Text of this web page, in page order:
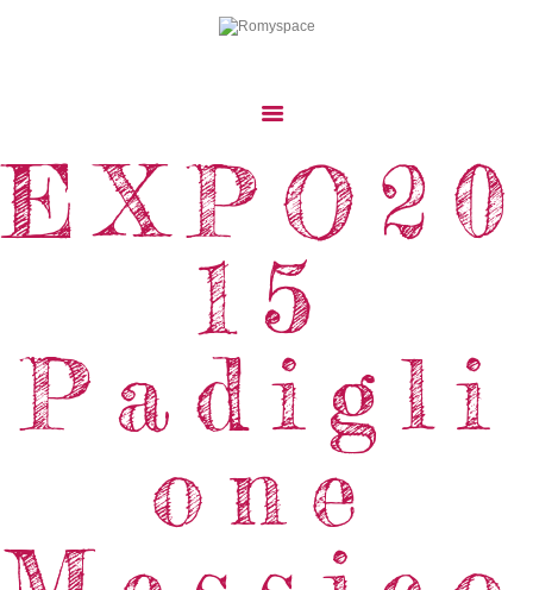
EXPO20
15
Padigli
one
Home
Storie Di Viaggio
Cibo Dal Mondo
Viaggia Con Noi
News & Tips
Contatti